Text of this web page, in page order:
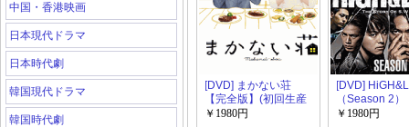
中国・香港映画
日本現代ドラマ
日本時代劇
韓国現代ドラマ
韓国時代劇
[DVD] まかない荘
【完全版】(初回生産
限定版)
￥1980円
[DVD]
（Season 2
版】(初回生
￥1980円